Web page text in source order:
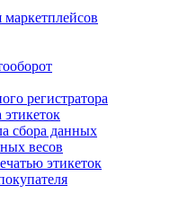
регистратора
сбора данных
весов
этикеток